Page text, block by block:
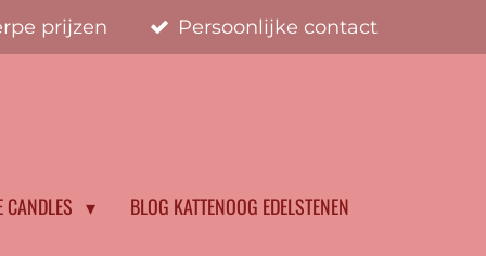
prijzen Persoonlijke contact
CANDLES
BLOG KATTENOOG EDELSTENEN